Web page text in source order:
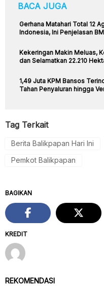
BACA JUGA
Gerhana Matahari Total 12
Indonesia, Ini Penjelasan
Kekeringan Makin Meluas,
dan Selamatkan 22.210
1,49 Juta KPM Bansos
Tahan Penyaluran hingga
Tag Terkait
Berita Balikpapan Hari Ini
Pemkot Balikpapan
KREDIT
BAGIKAN
REKOMENDASI